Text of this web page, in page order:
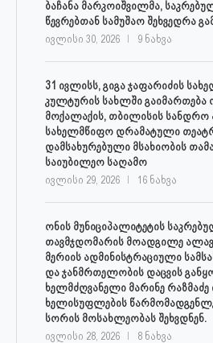
ბაჩანა მარკოიშვილმა,
წევრებთან სამუშაო შეხვედრა
ივლისი 30, 2026 9 ნახვა
31 ივლისს, გიგა ჯაფარიძის
კულტურის სახლში გაიმართება
მოქალაქის, თბილისის სანდრო
სახელმწიფო დრამატული
დამსახურებული მსახიობის
საიუბილეო საღამო
ივლისი 29, 2026 16 ნახვა
ონის მუნიციპალიტეტის
თავმჯდომარის მოადგილე
მერიის ადმინისტრაციული
და ჯანმრთელობის დაცვის
ხელმძღვანელი მარინე
ხელისუფლების
სორის მოსახლეობას შეხვდნენ.
ივლისი 28, 2026 8 ნახვა